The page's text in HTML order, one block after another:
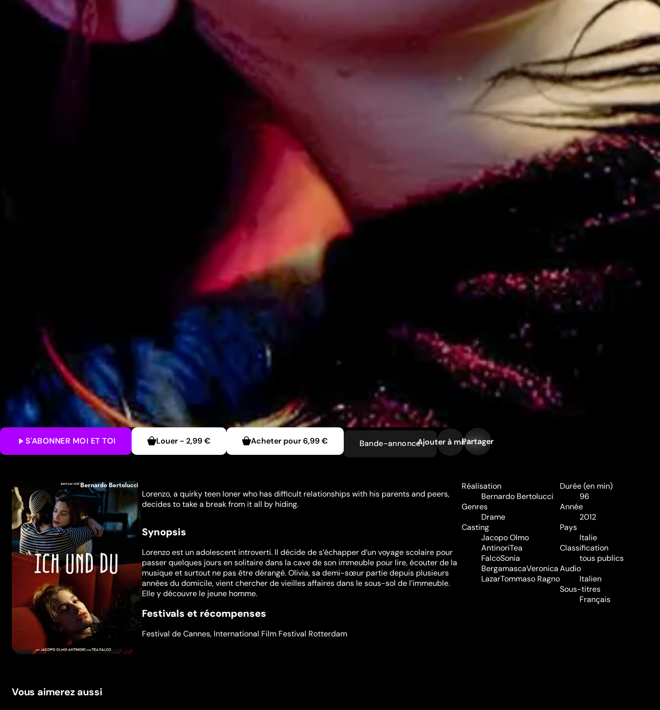
S'ABONNER MOI ET TOI Louer- 2,99 € Acheter pour 6,99 € Bande-annonceAjouter à ma liste
Partager
Lorenzo, a quirky teen loner who has difficult relationships with his parents and peers,
decides to take a break from it all by hiding.
Synopsis
Lorenzo est un adolescent introverti. Il décide de s’échapper d’un voyage scolaire pour
passer quelques jours en solitaire dans la cave de son immeuble pour lire, écouter de la
musique et surtout ne pas être dérangé. Olivia, sa demi-sœur partie depuis plusieurs
années du domicile, vient chercher de vieilles affaires dans le sous-sol de l’immeuble.
Elle y découvre le jeune homme.
Festivals et récompenses
Festival de Cannes, International Film Festival Rotterdam
Réalisation
Bernardo Bertolucci
Genres
Drame
Casting
Jacopo Olmo
AntinoriTea
FalcoSonia
BergamascaVeronica
LazarTommaso Ragno
Durée (en min)
96
Année
2012
Pays
Italie
Classification
tous publics
Audio
Italien
Sous-titres
Français
Vous aimerez aussi